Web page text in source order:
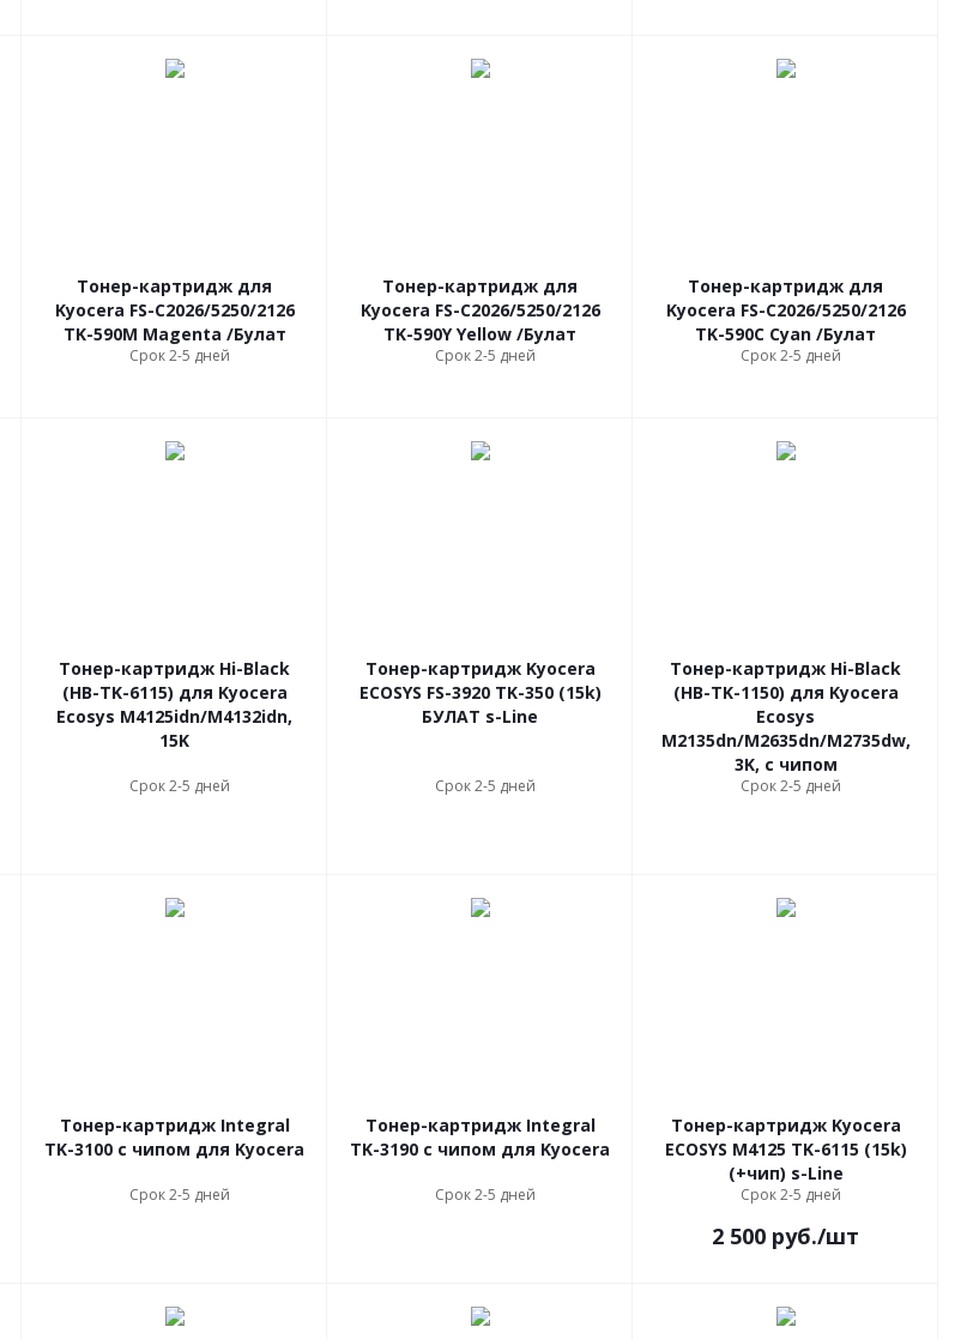
Тонер-картридж для
Kyocera FS-С2026/5250/2126
TK-590M Magenta /Булат
Срок 2-5 дней
Тонер-картридж для
Kyocera FS-С2026/5250/2126
TK-590Y Yellow /Булат
Срок 2-5 дней
Тонер-картридж для
Kyocera FS-С2026/5250/2126
TK-590C Cyan /Булат
Срок 2-5 дней
Тонер-картридж Hi-Black
(HB-TK-6115) для Kyocera
Ecosys M4125idn/M4132idn,
15K
Срок 2-5 дней
Тонер-картридж Kyocera
ECOSYS FS-3920 TK-350 (15k)
БУЛАТ s-Line
Срок 2-5 дней
Тонер-картридж Hi-Black
(HB-TK-1150) для Kyocera
Ecosys
M2135dn/M2635dn/M2735dw,
3K, с чипом
Срок 2-5 дней
Тонер-картридж Integral
TK-3100 с чипом для Kyocera
Срок 2-5 дней
Тонер-картридж Integral
TK-3190 с чипом для Kyocera
Срок 2-5 дней
Тонер-картридж Kyocera
ECOSYS M4125 TK-6115 (15k)
(+чип) s-Line
Срок 2-5 дней
2 500 руб./шт